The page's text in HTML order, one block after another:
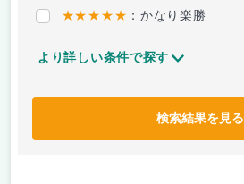
★★★★★ ：かなり楽勝
より詳しい条件で探す
検索結果を見る